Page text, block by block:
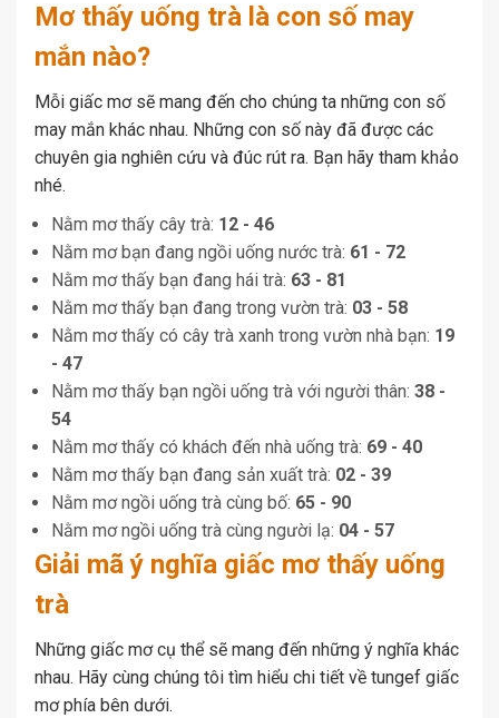
Mơ thấy uống trà là con số may
mắn nào?
Mỗi giấc mơ sẽ mang đến cho chúng ta những con số
may mắn khác nhau. Những con số này đã được các
chuyên gia nghiên cứu và đúc rút ra. Bạn hãy tham khảo
nhé.
Nằm mơ thấy cây trà: 12 - 46
Nằm mơ bạn đang ngồi uống nước trà: 61 - 72
Nằm mơ thấy bạn đang hái trà: 63 - 81
Nằm mơ thấy bạn đang trong vườn trà: 03 - 58
Nằm mơ thấy có cây trà xanh trong vườn nhà bạn: 19
- 47
Nằm mơ thấy bạn ngồi uống trà với người thân: 38 -
54
Nằm mơ thấy có khách đến nhà uống trà: 69 - 40
Nằm mơ thấy bạn đang sản xuất trà: 02 - 39
Nằm mơ ngồi uống trà cùng bố: 65 - 90
Nằm mơ ngồi uống trà cùng người lạ: 04 - 57
Giải mã ý nghĩa giấc mơ thấy uống
trà
Những giấc mơ cụ thể sẽ mang đến những ý nghĩa khác
nhau. Hãy cùng chúng tôi tìm hiểu chi tiết về tungef giấc
mơ phía bên dưới.